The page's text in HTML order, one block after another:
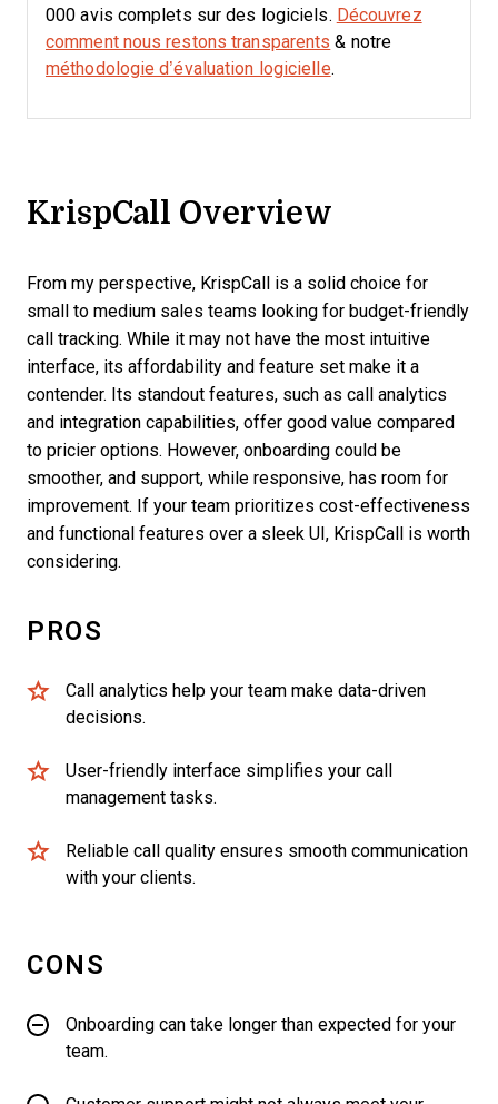
000 avis complets sur des logiciels. Découvrez
comment nous restons transparents & notre
méthodologie d’évaluation logicielle.
KrispCall Overview
From my perspective, KrispCall is a solid choice for
small to medium sales teams looking for budget-friendly
call tracking. While it may not have the most intuitive
interface, its affordability and feature set make it a
contender. Its standout features, such as call analytics
and integration capabilities, offer good value compared
to pricier options. However, onboarding could be
smoother, and support, while responsive, has room for
improvement. If your team prioritizes cost-effectiveness
and functional features over a sleek UI, KrispCall is worth
considering.
PROS
Call analytics help your team make data-driven
decisions.
User-friendly interface simplifies your call
management tasks.
Reliable call quality ensures smooth communication
with your clients.
CONS
Onboarding can take longer than expected for your
team.